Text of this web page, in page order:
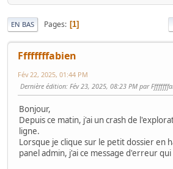
EN BAS Pages 1
Ffffffffabien
Fév 22, 2025, 01:44 PM
Dernière édition: Fév 23, 2025, 08:23 PM par
Bonjour,
Depuis ce matin, j'ai un crash de
ligne.
Lorsque je clique sur le petit dossier en
panel admin, j'ai ce message d'erreur qui